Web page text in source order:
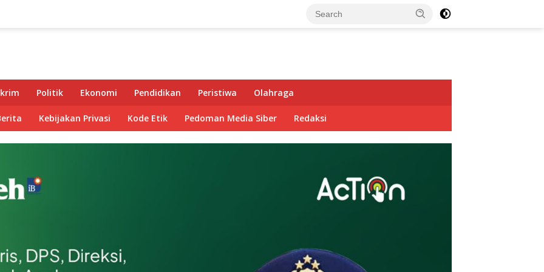
Politik Ekonomi Pendidikan Peristiwa Olahraga
Kebijakan Privasi Kode Etik Pedoman Media Siber Redaksi